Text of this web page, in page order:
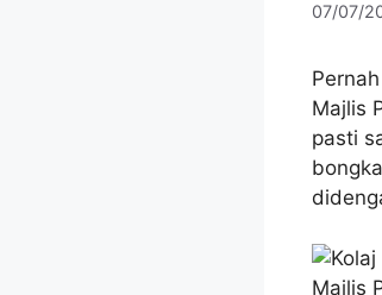
07/07/
Majlis
pasti